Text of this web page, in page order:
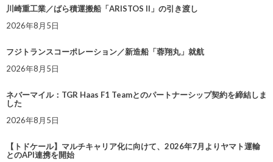
川崎重工業／ばら積運搬船「ARISTOS II」の引き渡し
2026年8月5日
フジトランスコーポレーション／新造船「蓉翔丸」就航
2026年8月5日
ネバーマイル：TGR Haas F1 Teamとのパートナーシップ契約を締結しま
した
2026年8月5日
【トドケール】マルチキャリア化に向けて、2026年7月よりヤマト運輸
とのAPI連携を開始